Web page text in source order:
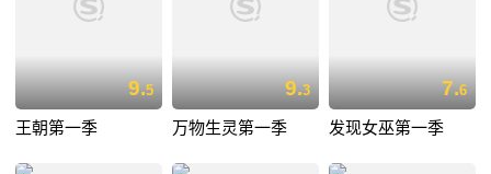
9.5
王朝第一季
9.3
万物生灵第一季
7.6
发现女巫第一季